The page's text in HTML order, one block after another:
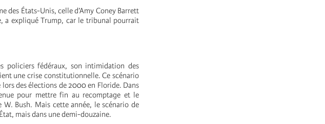
des États-Unis, celle d’Amy Coney Barrett
a expliqué Trump, car le tribunal pourrait
policiers fédéraux, son intimidation des
une crise constitutionnelle. Ce scénario
des élections de 2000 en Floride. Dans
pour mettre fin au recomptage et le
Bush. Mais cette année, le scénario de
mais dans une demi-douzaine.